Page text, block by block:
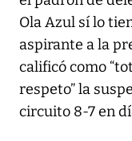
Ola Azul sí lo
aspirante a la
calificó como
respeto” la
circuito 8-7 en